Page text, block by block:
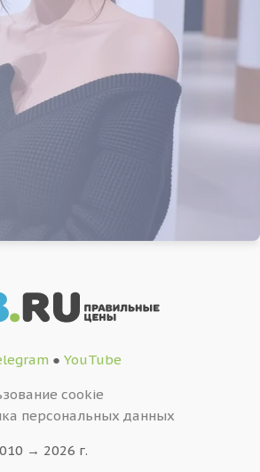
● YouTube
cookie
персональных данных
→ 2026 г.